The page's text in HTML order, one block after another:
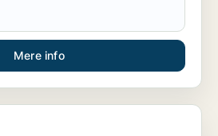
Mere info
i København K, Vesterbro eller